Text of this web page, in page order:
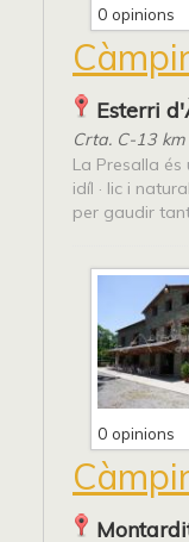
0 opinions
Esterri
Crta. C-13
La Presalla
idíl · lic i
per gaudir
0 opinions